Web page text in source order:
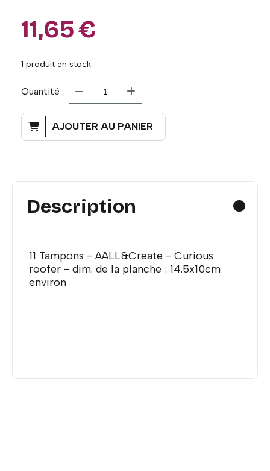
11,65€
1 produit en stock
Quantité :
AJOUTER AU PANIER
Description
11 Tampons - AALL&Create - Curious
roofer - dim. de la planche : 14.5x10cm
environ